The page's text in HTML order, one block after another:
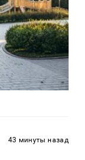
43 минуты назад